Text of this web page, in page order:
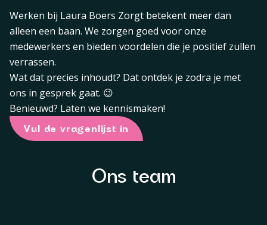
Werken bij Laura Boers Zorgt betekent meer dan
alleen een baan. We zorgen goed voor onze
medewerkers en bieden voordelen die je positief zullen
verrassen.
Wat dat precies inhoudt? Dat ontdek je zodra je met
ons in gesprek gaat. 😉
Benieuwd? Laten we kennismaken!
Vul de vragenlijst in
Ons team